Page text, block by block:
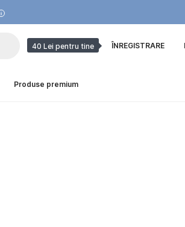
40 Lei pentru tine ÎNREGISTRARE
Produse premium